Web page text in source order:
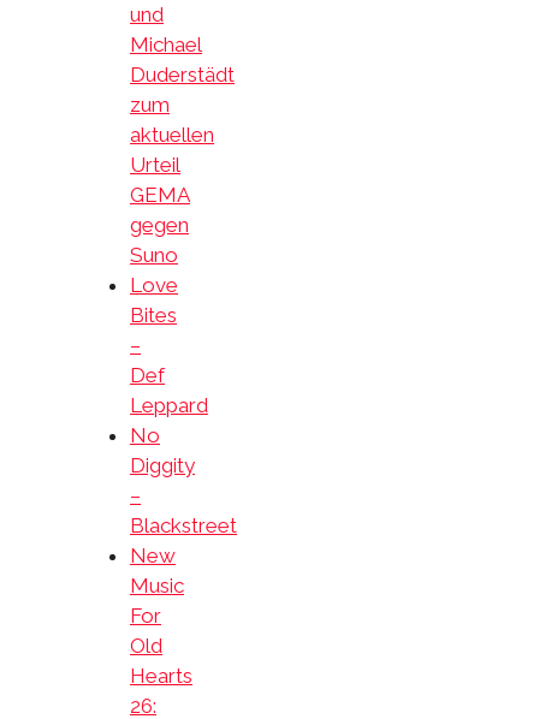
und
Michael
Duderstädt
zum
aktuellen
Urteil
GEMA
gegen
Suno
Love
Bites
–
Def
Leppard
No
Diggity
–
Blackstreet
New
Music
For
Old
Hearts
26: